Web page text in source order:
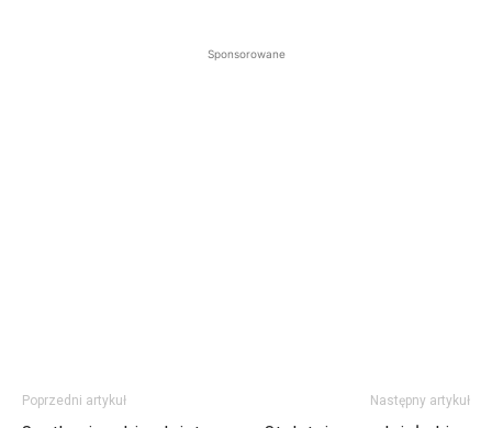
Sponsorowane
Poprzedni artykuł Następny artykuł